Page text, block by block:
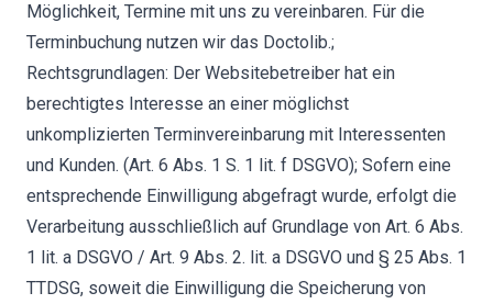
Möglichkeit, Termine mit uns zu vereinbaren. Für die
Terminbuchung nutzen wir das Doctolib.;
Rechtsgrundlagen: Der Websitebetreiber hat ein
berechtigtes Interesse an einer möglichst
unkomplizierten Terminvereinbarung mit Interessenten
und Kunden. (Art. 6 Abs. 1 S. 1 lit. f DSGVO); Sofern eine
entsprechende Einwilligung abgefragt wurde, erfolgt die
Verarbeitung ausschließlich auf Grundlage von Art. 6 Abs.
1 lit. a DSGVO / Art. 9 Abs. 2. lit. a DSGVO und § 25 Abs. 1
TTDSG, soweit die Einwilligung die Speicherung von